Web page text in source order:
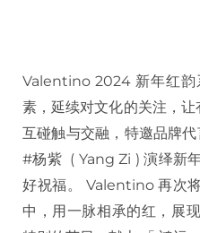
Valentino 2024 新年红韵
素，延续对文化的关注，
互碰触与交融，特邀品牌
#杨紫 ( Yang Zi ) 演绎新
好祝福。 Valentino 再次
中，用一脉相承的红，展